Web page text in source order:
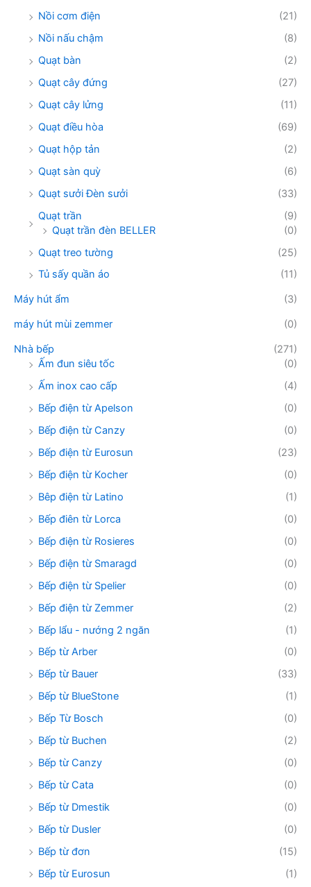
Nồi cơm điện
(21)
Nồi nấu chậm
(8)
Quạt bàn
(2)
Quạt cây đứng
(27)
Quạt cây lửng
(11)
Quạt điều hòa
(69)
Quạt hộp tản
(2)
Quạt sàn quỳ
(6)
Quạt sưởi Đèn sưởi
(33)
Quạt trần
(9)
Quạt trần đèn BELLER
(0)
Quạt treo tường
(25)
Tủ sấy quần áo
(11)
Máy hút ẩm
(3)
máy hút mùi zemmer
(0)
Nhà bếp
(271)
Ấm đun siêu tốc
(0)
Ấm inox cao cấp
(4)
Bếp điện từ Apelson
(0)
Bếp điện từ Canzy
(0)
Bếp điện từ Eurosun
(23)
Bếp điện từ Kocher
(0)
Bêp điện từ Latino
(1)
Bếp điên từ Lorca
(0)
Bếp điện từ Rosieres
(0)
Bếp điện từ Smaragd
(0)
Bếp điện từ Spelier
(0)
Bếp điện từ Zemmer
(2)
Bếp lẩu - nướng 2 ngăn
(1)
Bếp từ Arber
(0)
Bếp từ Bauer
(33)
Bếp từ BlueStone
(1)
Bếp Từ Bosch
(0)
Bếp từ Buchen
(2)
Bếp từ Canzy
(0)
Bếp từ Cata
(0)
Bếp từ Dmestik
(0)
Bếp từ Dusler
(0)
Bếp từ đơn
(15)
Bếp từ Eurosun
(1)